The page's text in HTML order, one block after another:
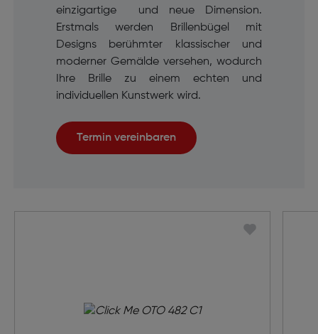
einzigartige und neue Dimension.
Erstmals werden Brillenbügel mit
Designs berühmter klassischer und
moderner Gemälde versehen, wodurch
Ihre Brille zu einem echten und
individuellen Kunstwerk wird.
Termin vereinbaren